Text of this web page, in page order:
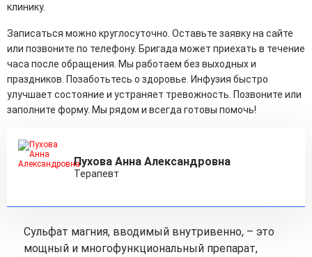
клинику.
Записаться можно круглосуточно. Оставьте заявку на сайте
или позвоните по телефону. Бригада может приехать в течение
часа после обращения. Мы работаем без выходных и
праздников. Позаботьтесь о здоровье. Инфузия быстро
улучшает состояние и устраняет тревожность. Позвоните или
заполните форму. Мы рядом и всегда готовы помочь!
Пухова Анна Александровна
Терапевт
Сульфат магния, вводимый внутривенно, – это
мощный и многофункциональный препарат,